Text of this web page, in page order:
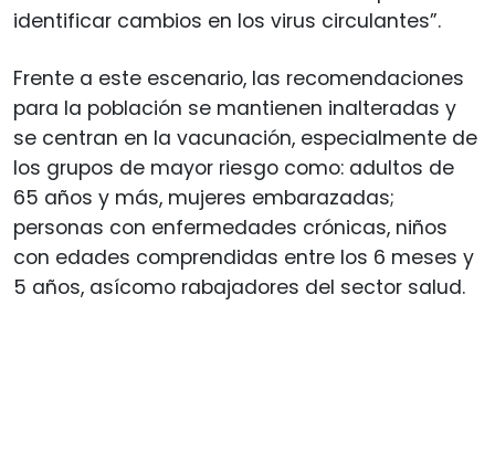
identificar cambios en los virus circulantes”.
Frente a este escenario, las recomendaciones
para la población se mantienen inalteradas y
se centran en la vacunación, especialmente de
los grupos de mayor riesgo como: adultos de
65 años y más, mujeres embarazadas;
personas con enfermedades crónicas, niños
con edades comprendidas entre los 6 meses y
5 años, asícomo rabajadores del sector salud.